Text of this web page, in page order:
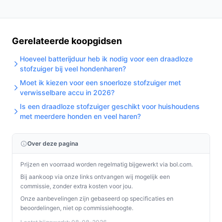
Leeg de opvangbak regelmatig bij 50–80% vulling
om verlies van zuigkracht te beperken.
Controleer en reinig het HEPA‑filter volgens de
handleiding; een schoon filter behoudt filtratie en
doorstroming.
Gebruik de mini‑turboborstel voor bekleding en de
Bewaar en laad de stofzuiger aan de muurbeugel
met oplaadfunctie om altijd klaar te staan.
Plan langere klussen rond de oplaadtijd van 220
minuten of gebruik de extra accu voor continu
Installatie & eerste gebruik
Gerelateerde koopgidsen
Hoeveel batterijduur heb ik nodig voor een draadloze
stofzuiger bij veel hondenharen?
Moet ik kiezen voor een snoerloze stofzuiger met
verwisselbare accu in 2026?
Is een draadloze stofzuiger geschikt voor huishoudens
met meerdere honden en veel haren?
Over deze pagina
Prijzen en voorraad worden regelmatig bijgewerkt via bol.com.
Bij aankoop via onze links ontvangen wij mogelijk een
commissie, zonder extra kosten voor jou.
Onze aanbevelingen zijn gebaseerd op specificaties en
beoordelingen, niet op commissiehoogte.